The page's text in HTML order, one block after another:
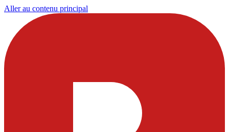
Aller au contenu principal